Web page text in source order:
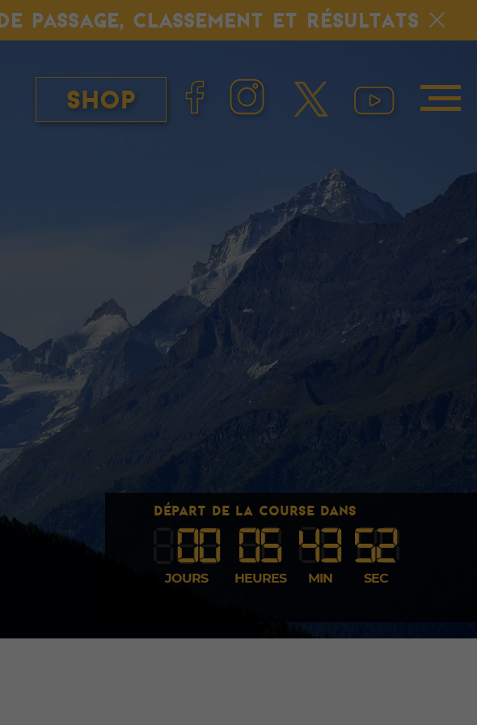
PASSAGE, CLASSEMENT ET RÉSULTATS
DÉPART DE LA COURSE DANS
00 05 43 5 1
JOURS HEURES MIN SEC
Shop